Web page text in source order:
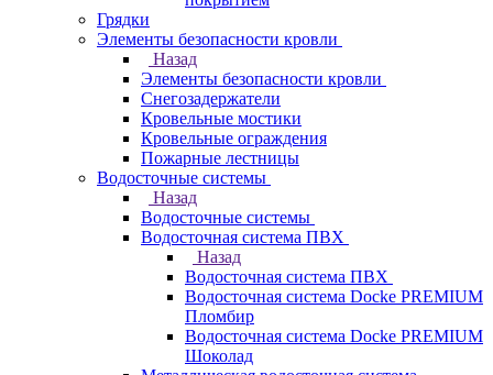
Грядки
Элементы безопасности кровли
Назад
Элементы безопасности кровли
Снегозадержатели
Кровельные мостики
Кровельные ограждения
Пожарные лестницы
Водосточные системы
Назад
Водосточные системы
Водосточная система ПВХ
Назад
Водосточная система ПВХ
Водосточная система Docke PREMIUM
Пломбир
Водосточная система Docke PREMIUM
Шоколад